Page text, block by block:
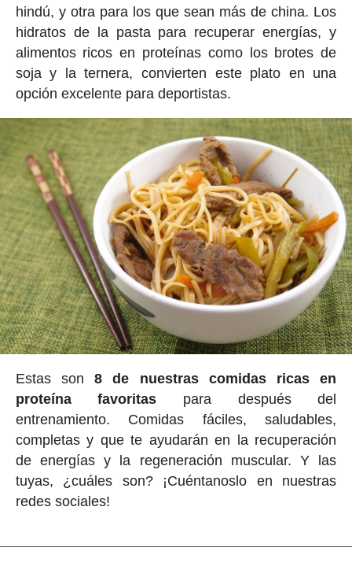
hindú, y otra para los que sean más de china. Los
hidratos de la pasta para recuperar energías, y
alimentos ricos en proteínas como los brotes de
soja y la ternera, convierten este plato en una
opción excelente para deportistas.
Estas son8 de nuestras comidas ricas en
proteína favoritas para después del
entrenamiento. Comidas fáciles, saludables,
completas y que te ayudarán en la recuperación
de energías y la regeneración muscular. Y las
tuyas, ¿cuáles son? ¡Cuéntanoslo en nuestras
redes sociales!